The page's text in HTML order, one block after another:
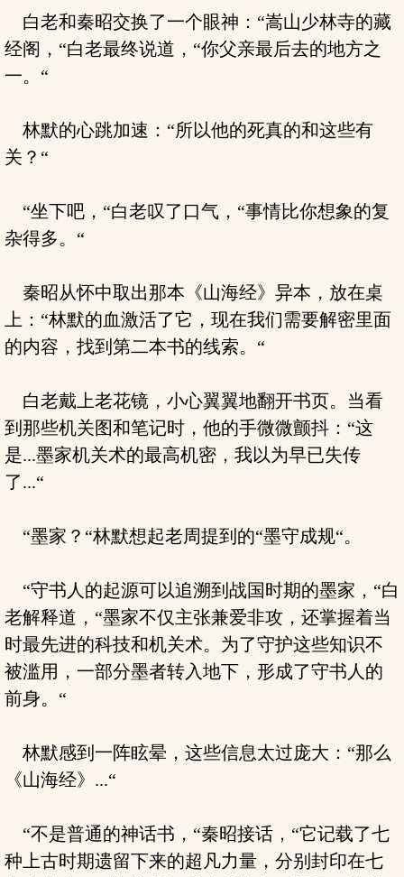
白老和秦昭交换了一个眼神：“嵩山少林寺的藏
经阁，“白老最终说道，“你父亲最后去的地方之
一。“
林默的心跳加速：“所以他的死真的和这些有
关？“
“坐下吧，“白老叹了口气，“事情比你想象的复
杂得多。“
秦昭从怀中取出那本《山海经》异本，放在桌
上：“林默的血激活了它，现在我们需要解密里面
的内容，找到第二本书的线索。“
白老戴上老花镜，小心翼翼地翻开书页。当看
到那些机关图和笔记时，他的手微微颤抖：“这
是...墨家机关术的最高机密，我以为早已失传
了...“
“墨家？“林默想起老周提到的“墨守成规“。
“守书人的起源可以追溯到战国时期的墨家，“白
老解释道，“墨家不仅主张兼爱非攻，还掌握着当
时最先进的科技和机关术。为了守护这些知识不
被滥用，一部分墨者转入地下，形成了守书人的
前身。“
林默感到一阵眩晕，这些信息太过庞大：“那么
《山海经》...“
“不是普通的神话书，“秦昭接话，“它记载了七
种上古时期遗留下来的超凡力量，分别封印在七